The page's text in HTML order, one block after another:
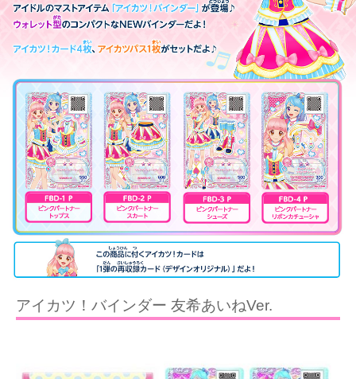
アイカツ！バインダー 友希あいねVer.